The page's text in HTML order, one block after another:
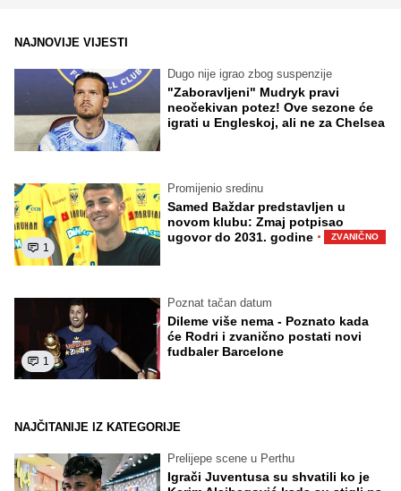
NAJNOVIJE VIJESTI
Dugo nije igrao zbog suspenzije
"Zaboravljeni" Mudryk pravi
neočekivan potez! Ove sezone će
igrati u Engleskoj, ali ne za Chelsea
1
Promijenio sredinu
Samed Baždar predstavljen u
novom klubu: Zmaj potpisao
ugovor do 2031. godine · ZVANIČNO
1
Poznat tačan datum
Dileme više nema - Poznato kada
će Rodri i zvanično postati novi
fudbaler Barcelone
NAJČITANIJE IZ KATEGORIJE
Prelijepe scene u Perthu
Igrači Juventusa su shvatili ko je